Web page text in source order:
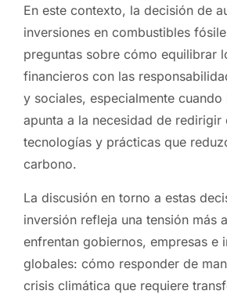
En este contexto, la decisión de
inversiones en combustibles
preguntas sobre cómo equilibrar
financieros con las
y sociales, especialmente cuando
apunta a la necesidad de redirigir
tecnologías y prácticas que
carbono.
La discusión en torno a estas
inversión refleja una tensión más
enfrentan gobiernos, empresas e
globales: cómo responder de
crisis climática que requiere